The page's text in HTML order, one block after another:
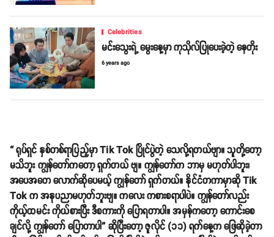
Celebrities
မင်းသွေးရဲ့ မွေးနေ့မှာ ကုသိုလ်ပြုပေးခဲ့တဲ့ နေတိုး
6 years ago
“ ရုပ်ရှင် နှစ်တစ်ရာပြည့်မှာ Tik Tok ပြိုင်ပွဲတဲ့ သေလို့ရတယ်ဗျာ။ သူတို့တော့
မသိဘူး ကျွန်တော်ကတော့ ရှက်တယ် ဗျ။ ကျွန်တော်က ဘာမှ မဟုတ်ပါဘူး၊
အပေအတေ လောက်ဆိုပေမယ့် ကျွန်တော် ရှက်တယ်။ နိုင်ငံတကာမှာဆို Tik
Tok က အနုပညာမဟုတ်ဘူးဗျ။ ကလေး ကစားစရာပါပဲ။ ကျွန်တော်လည်း
ကိုယ့်ထမင်း ကိုယ်စားပြီး ဒီစကားကို ပြောရတာပါ။ အမှန်ကတော့ ကောင်းစေ
ချင်လို့ ကျွန်တော် ပြောတာပါ” ဆိုပြီးတော့ ဇူလိုင် (၁၁) ရက်နေ့က ဖြေဆိုခဲ့တာ